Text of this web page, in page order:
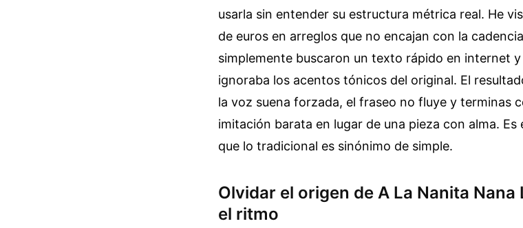
usarla sin entender su estructura métrica real. He
de euros en arreglos que no encajan con la
simplemente buscaron un texto rápido en internet
ignoraba los acentos tónicos del original. El
la voz suena forzada, el fraseo no fluye y terminas
imitación barata en lugar de una pieza con alma.
que lo tradicional es sinónimo de simple.
Olvidar el origen de A La Nanita
el ritmo